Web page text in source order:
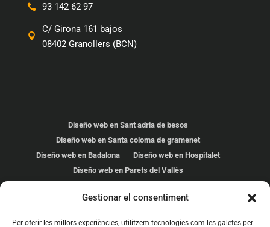
Gestionar el consentiment
Per oferir les millors experiències, utilitzem tecnologies com les galetes per
93 142 62 97
C/ Girona 161 bajos
08402 Granollers (BCN)
Diseño web en Sant adria de besos
Diseño web en Santa coloma de gramenet
Diseño web en Badalona
Diseño web en Hospitalet
Diseño web en Parets del Vallès
Diseño web en Les Franqueses